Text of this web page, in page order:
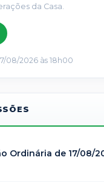
da Casa.
08/2026 às 18h00
Ordinária de 17/08/